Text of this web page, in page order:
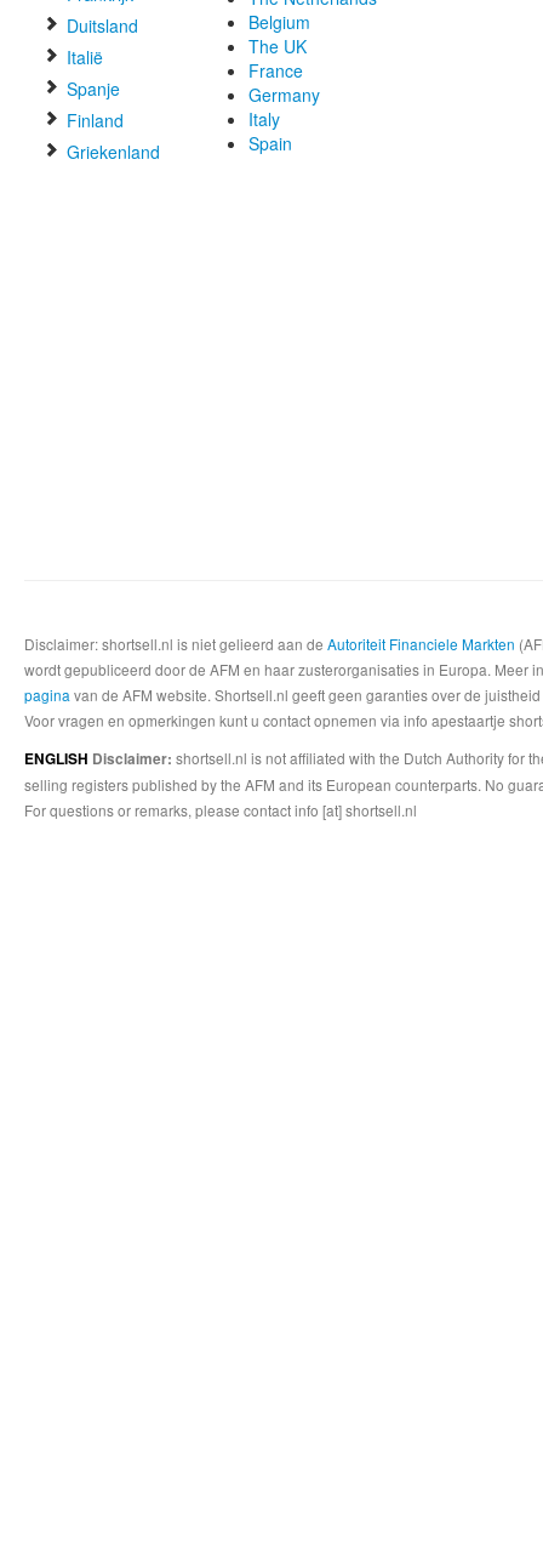
Duitsland
Italië
Spanje
Finland
Griekenland
Belgium
The UK
France
Germany
Italy
Spain
Disclaimer: shortsell.nl is niet gelieerd aan de Autoriteit Financiele Markten
wordt gepubliceerd door de AFM en haar zusterorganisaties in Europa.
pagina van de AFM website. Shortsell.nl geeft geen garanties over de
Voor vragen en opmerkingen kunt u contact opnemen via info apestaartje
ENGLISH Disclaimer: shortsell.nl is not affiliated with the Dutch Authority for
selling registers published by the AFM and its European counterparts. No
For questions or remarks, please contact info [at] shortsell.nl